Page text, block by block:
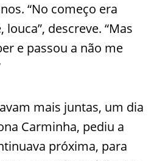
“No começo era
descreve. “Mas
e passou a não me
mais juntas, um dia
Carminha, pediu a
próxima, para